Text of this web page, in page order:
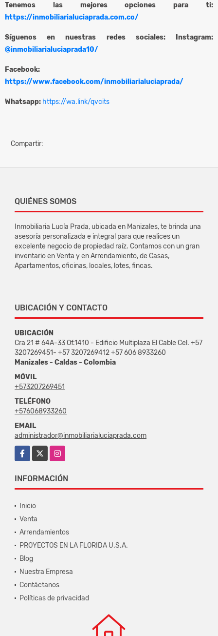
Tenemos las mejores opciones para ti:
https://inmobiliarialuciaprada.com.co/
Síguenos en nuestras redes sociales: Instagram:
@inmobiliarialuciaprada10/
Facebook:
https://www.facebook.com/inmobiliarialuciaprada/
Whatsapp: https://wa.link/qvcits
Compartir:
QUIÉNES SOMOS
Inmobiliaria Lucía Prada, ubicada en Manizales, te brinda una
asesoría personalizada e integral para que realices un
excelente negocio de propiedad raíz. Contamos con un gran
inventario en Venta y en Arrendamiento, de Casas,
Apartamentos, oficinas, locales, lotes, fincas.
UBICACIÓN Y CONTACTO
UBICACIÓN
Cra 21 # 64A-33 Of.1410 - Edificio Multiplaza El Cable Cel. +57
3207269451- +57 3207269412 +57 606 8933260
Manizales - Caldas - Colombia
MÓVIL
+573207269451
TELÉFONO
+576068933260
EMAIL
administrador@inmobiliarialuciaprada.com
Facebook
Instagram
INFORMACIÓN
Inicio
Venta
Arrendamientos
PROYECTOS EN LA FLORIDA U.S.A.
Blog
Nuestra Empresa
Contáctanos
Políticas de privacidad